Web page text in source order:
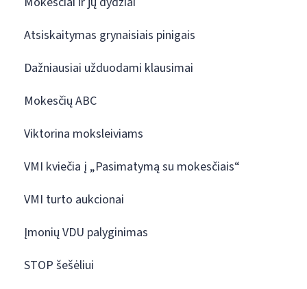
Atsiskaitymas grynaisiais pinigais
Dažniausiai užduodami klausimai
Mokesčių ABC
Viktorina moksleiviams
VMI kviečia į „Pasimatymą su mokesčiais“
VMI turto aukcionai
Įmonių VDU palyginimas
STOP šešėliui